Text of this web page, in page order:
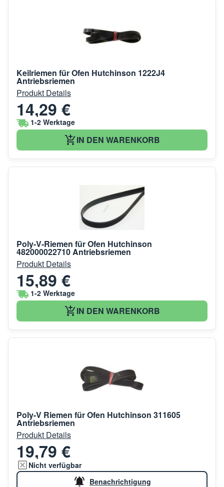
Keilriemen für Ofen Hutchinson 1222J4
Antriebsriemen
Produkt Details
14,29 €
1-2 Werktage
IN DEN WARENKORB
Poly-V-Riemen für Ofen Hutchinson
482000022710 Antriebsriemen
Produkt Details
15,89 €
1-2 Werktage
IN DEN WARENKORB
Poly-V Riemen für Ofen Hutchinson 311605
Antriebsriemen
Produkt Details
19,79 €
Nicht verfügbar
Benachrichtigung